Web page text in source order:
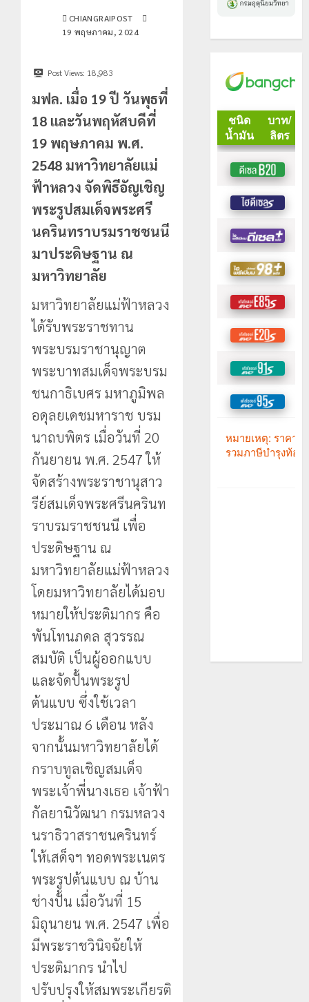
CHIANGRAIPOST
19 พฤษภาคม, 2024
Post Views: 18,983
มฟล. เมื่อ 19 ปี วันพุธที่
18 และวันพฤหัสบดีที่
19 พฤษภาคม พ.ศ.
2548 มหาวิทยาลัยแม่
ฟ้าหลวง จัดพิธีอัญเชิญ
พระรูปสมเด็จพระศรี
นครินทราบรมราชชนนี
มาประดิษฐาน ณ
มหาวิทยาลัย
มหาวิทยาลัยแม่ฟ้าหลวง
ได้รับพระราชทาน
พระบรมราชานุญาต
พระบาทสมเด็จพระบรม
ชนกาธิเบศร มหาภูมิพล
อดุลยเดชมหาราช บรม
นาถบพิตร เมื่อวันที่ 20
กันยายน พ.ศ. 2547 ให้
จัดสร้างพระราชานุสาว
รีย์สมเด็จพระศรีนครินท
ราบรมราชชนนี เพื่อ
ประดิษฐาน ณ
มหาวิทยาลัยแม่ฟ้าหลวง
โดยมหาวิทยาลัยได้มอบ
หมายให้ประติมากร คือ
พันโทนภดล สุวรรณ
สมบัติ เป็นผู้ออกแบบ
และจัดปั้นพระรูป
ต้นแบบ ซึ่งใช้เวลา
ประมาณ 6 เดือน หลัง
จากนั้นมหาวิทยาลัยได้
กราบทูลเชิญสมเด็จ
พระเจ้าพี่นางเธอ เจ้าฟ้า
กัลยานิวัฒนา กรมหลวง
นราธิวาสราชนครินทร์
ให้เสด็จฯ ทอดพระเนตร
พระรูปต้นแบบ ณ บ้าน
ช่างปั้น เมื่อวันที่ 15
มิถุนายน พ.ศ. 2547 เพื่อ
มีพระราชวินิจฉัยให้
ประติมากร นำไป
ปรับปรุงให้สมพระเกียรติ